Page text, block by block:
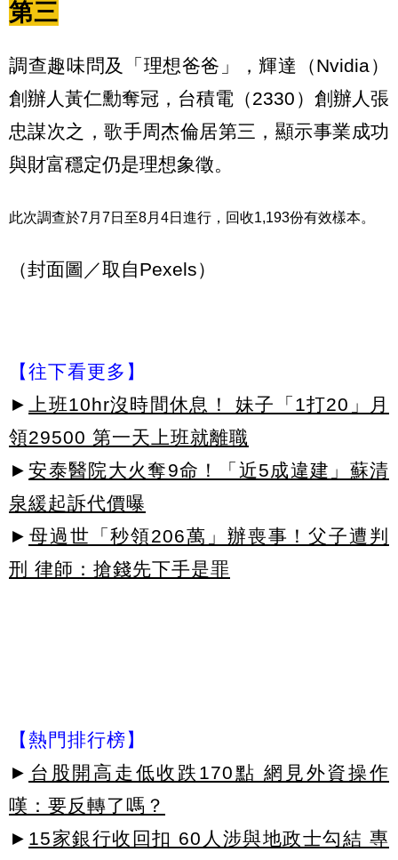
第三
調查趣味問及「理想爸爸」，輝達（Nvidia）
創辦人黃仁勳奪冠，台積電（2330）創辦人張
忠謀次之，歌手周杰倫居第三，顯示事業成功
與財富穩定仍是理想象徵。
此次調查於7月7日至8月4日進行，回收1,193份有效樣本。
（封面圖／取自Pexels）
【往下看更多】
►
上班10hr沒時間休息！ 妹子「1打20」月
領29500 第一天上班就離職
► 安泰醫院大火奪9命！「近5成違建」蘇清
泉緩起訴代價曝
► 母過世「秒領206萬」辦喪事！父子遭判
刑 律師：搶錢先下手是罪
【熱門排行榜】
► 台股開高走低收跌170點 網見外資操作
嘆：要反轉了嗎？
► 15家銀行收回扣 60人涉與地政士勾結 專